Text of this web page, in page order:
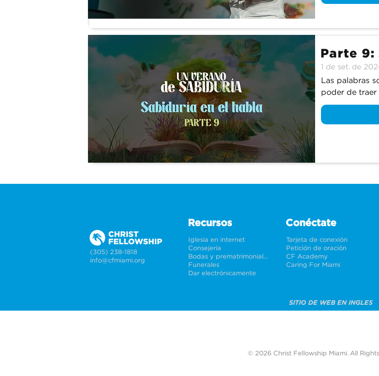
Parte
1 de set. de
Las palabras
poder de traer
lo contrario
poder de
(305) 238-1818
info@cfmiami.org
Recursos
Iglesia en internet
Consejería
Bodas y prematrimoniales
Funerales
Dar electrónicamente
Conéctate
Tarjeta de conexión
Petición de oración
CF Academy
Caring For Miami
SITIO DE WEB EN INGLES
© 2026 Christ Fellowship Miami. All